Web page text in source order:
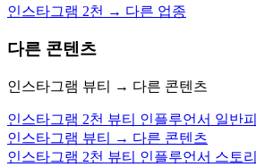
인스타그램 2천 → 다른 업종
다른 콘텐츠
인스타그램 뷰티 → 다른 콘텐츠
인스타그램 2천 뷰티 인플루언서 일반
인스타그램 뷰티 → 다른 콘텐츠
인스타그램 2천 뷰티 인플루언서 스토